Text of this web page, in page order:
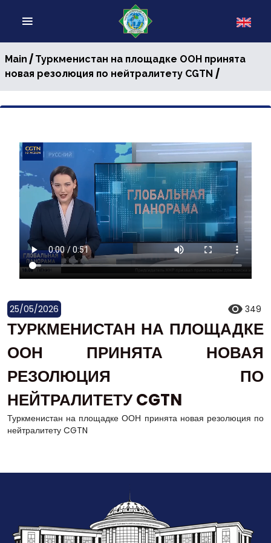
Main / Туркменистан на площадке ООН принята
новая резолюция по нейтралитету CGTN /
25/05/2026 349
ТУРКМЕНИСТАН НА ПЛОЩАДКЕ
ООН ПРИНЯТА НОВАЯ
РЕЗОЛЮЦИЯ ПО
НЕЙТРАЛИТЕТУ CGTN
Туркменистан на площадке ООН принята новая резолюция по
нейтралитету CGTN